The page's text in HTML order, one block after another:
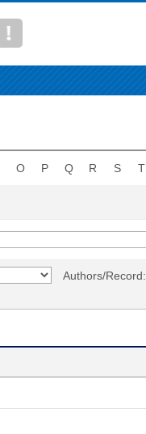
O P Q R S T
Authors/Record: